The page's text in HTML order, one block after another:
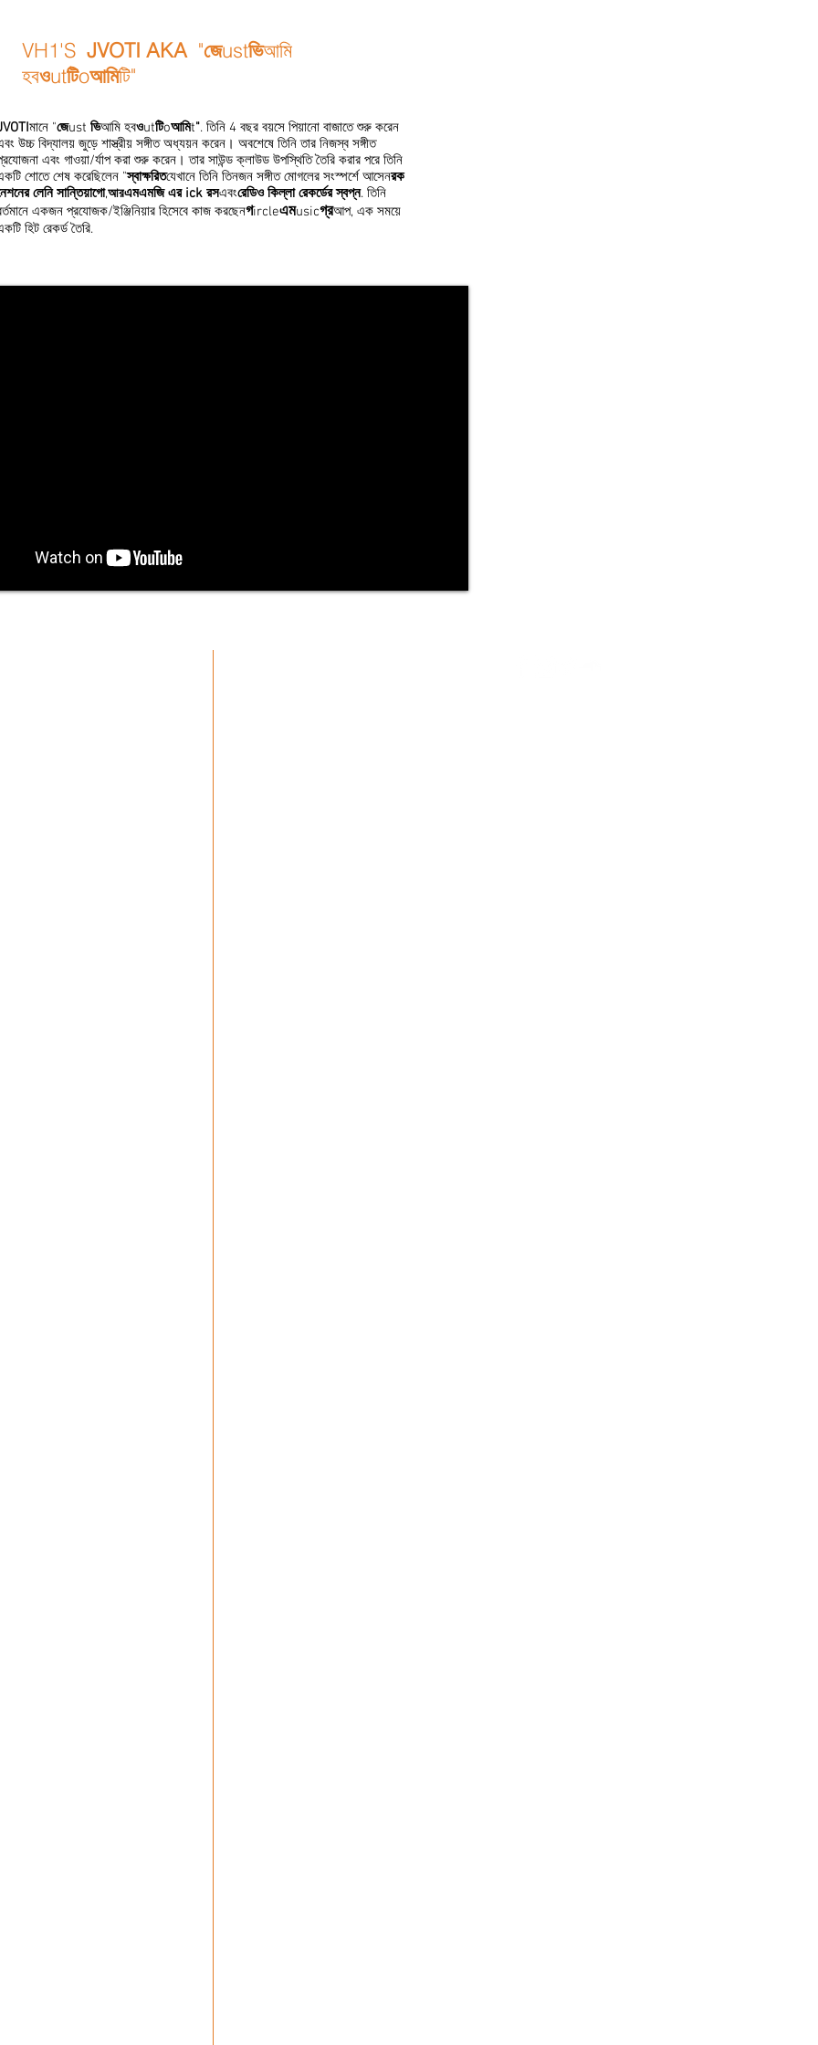
VH1'S JVOTI AKA "জেustভিআমি
হবওutটিoআমিটি"
মানে "জেust ভিআমি হবওutটিoআমিt". তিনি 4 বছর বয়সে পিয়ানো বাজাতে শুরু করেন
উচ্চ বিদ্যালয় জুড়ে শাস্ত্রীয় সঙ্গীত অধ্যয়ন করেন। অবশেষে তিনি তার নিজস্ব সঙ্গীত
এবং গাওয়া/র্যাপ করা শুরু করেন। তার সাউন্ড ক্লাউড উপস্থিতি তৈরি করার পরে তিনি
শোতে শেষ করেছিলেন "স্বাক্ষরিতযেখানে তিনি তিনজন সঙ্গীত মোগলের সংস্পর্শে আসেনরক
লেনি সান্তিয়াগো,আরএমএমজি এর ick রসএবংরেডিও কিল্লা রেকর্ডের স্বপ্ন. তিনি
একজন প্রযোজক/ইঞ্জিনিয়ার হিসেবে কাজ করছেনগircleএমusicগ্রআপ, এক সময়ে
হিট রেকর্ড তৈরি.